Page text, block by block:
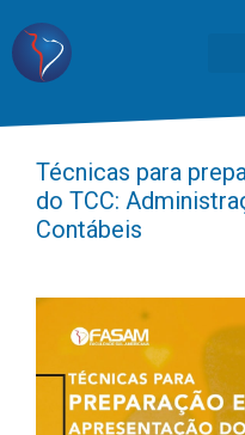
Técnicas para
do TCC:
Contábeis